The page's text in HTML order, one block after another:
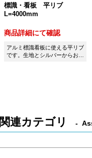
標識・看板 平リブ
L=4000mm
商品詳細にて確認
アルミ標識看板に使える平リブ
です。生地とシルバーからお選
関連カテゴリ